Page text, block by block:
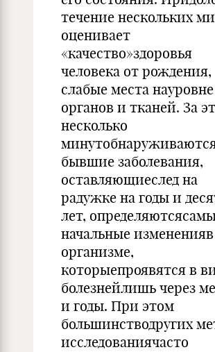
течение нескольких
оценивает
«качество»здоровья
человека от рождения,
слабые места науровне
органов и тканей. За
несколько
бывшие заболевания,
оставляющиеслед на
радужке на годы и
лет,
начальные измененияв
организме,
которыепроявятся в
болезнейлишь через
и годы. При этом
большинстводругих
исследованиячасто